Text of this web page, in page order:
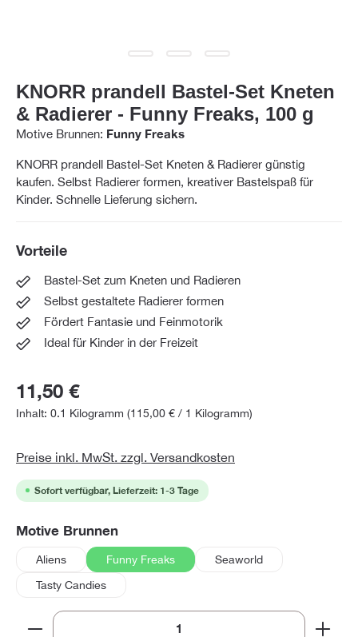
KNORR prandell Bastel-Set Kneten
& Radierer - Funny Freaks, 100 g
Motive Brunnen: Funny Freaks
KNORR prandell Bastel-Set Kneten & Radierer günstig
kaufen. Selbst Radierer formen, kreativer Bastelspaß für
Kinder. Schnelle Lieferung sichern.
Vorteile
Bastel-Set zum Kneten und Radieren
Selbst gestaltete Radierer formen
Fördert Fantasie und Feinmotorik
Ideal für Kinder in der Freizeit
11,50 €
Inhalt: 0.1 Kilogramm (115,00 € / 1 Kilogramm)
Preise inkl. MwSt. zzgl. Versandkosten
Sofort verfügbar, Lieferzeit: 1-3 Tage
Motive Brunnenauswählen
Aliens Funny Freaks
Seaworld
Tasty Candies
Produkt Anzahl: Gib den gewünschten Wert ein